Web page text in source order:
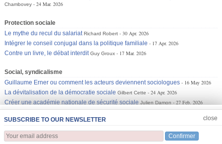
SUBSCRIBE TO OUR NEWSLETTER
Confirmer
close
JOIN US CLOSE
Chambovey
24 Mar. 2026
Protection sociale
Le mythe du recul du salariat Richard Robert
30 Apr. 2026
Intégrer le conseil conjugal dans la politique familiale
17 Apr. 2026
Contre un livre, le débat interdit Guy Groux 17 Mar. 2026
Social, syndicalisme
Guillaume Erner ou comment les acteurs deviennent sociologues
16 May 2026
La dévitalisation de la démocratie sociale Gilbert Cette
24 Apr. 2026
Créer une académie nationale de sécurité sociale Julien Damon 27 Feb. 2026